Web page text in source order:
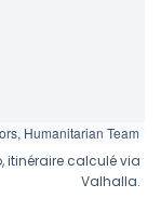
Humanitarian Team
itinéraire calculé via
Valhalla.